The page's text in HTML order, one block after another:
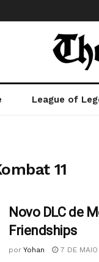
League of
11
Novo DLC de
Friendships
por Yohan 7 DE